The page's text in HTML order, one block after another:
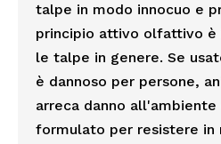
talpe in modo innocuo e
principio attivo olfattivo è
le talpe in genere. Se
è dannoso per persone,
arreca danno
formulato per resistere in